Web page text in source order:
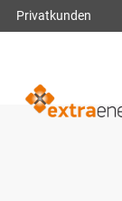
Navigation
überspringen
Privatkunden